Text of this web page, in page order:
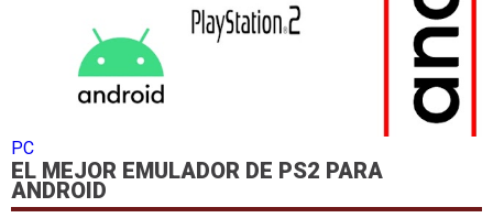
PC
EL MEJOR EMULADOR DE PS2 PARA
ANDROID